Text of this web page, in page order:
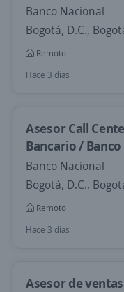
Banco Nacional
Bogotá, D.C.,
Remoto
Hace 3 días
Asesor Call
Bancario /
Banco Nacional
Bogotá, D.C.,
Remoto
Hace 3 días
Asesor de